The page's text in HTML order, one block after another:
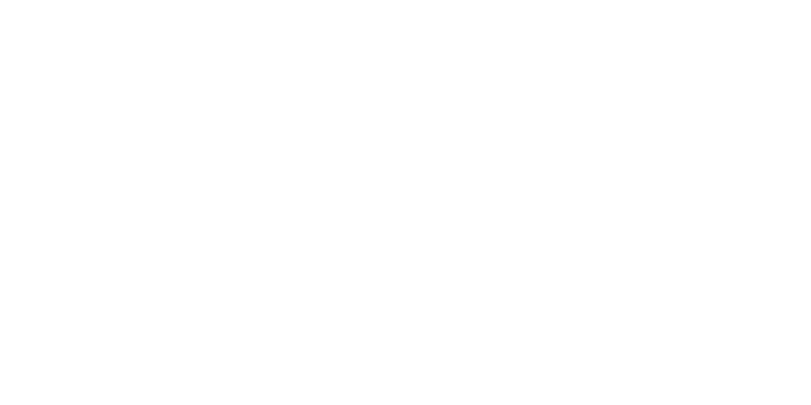
de Iker Luque
podemos tirar para delante y trabajamos con ilusión
de Juanlu
del Granada CF
de 420 millones por el club
el ataque nervionense
de un inválido Consejo
antes del cierre
con el Genoa
campo sevillista